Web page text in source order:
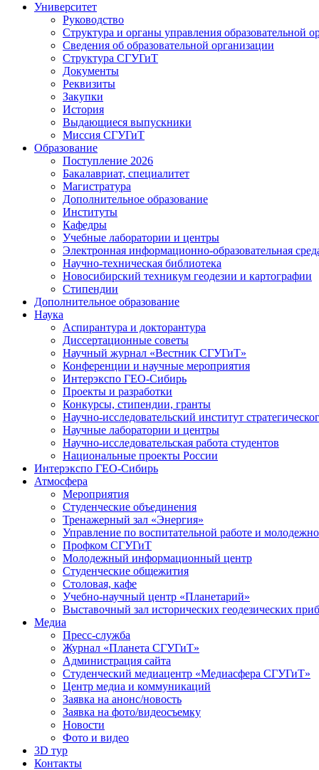
Университет
Руководство
Структура и органы управления образовательной
Сведения об образовательной организации
Структура СГУГиТ
Документы
Реквизиты
Закупки
История
Выдающиеся выпускники
Миссия СГУГиТ
Образование
Поступление 2026
Бакалавриат, специалитет
Магистратура
Дополнительное образование
Институты
Кафедры
Учебные лаборатории и центры
Электронная информационно-образовательная
Научно-техническая библиотека
Новосибирский техникум геодезии и картографии
Стипендии
Дополнительное образование
Наука
Аспирантура и докторантура
Диссертационные советы
Научный журнал «Вестник СГУГиТ»
Конференции и научные мероприятия
Интерэкспо ГЕО-Сибирь
Проекты и разработки
Конкурсы, стипендии, гранты
Научно-исследовательский институт
Научные лаборатории и центры
Научно-исследовательская работа студентов
Национальные проекты России
Интерэкспо ГЕО-Сибирь
Атмосфера
Мероприятия
Студенческие объединения
Тренажерный зал «Энергия»
Управление по воспитательной работе и
Профком СГУГиТ
Молодежный информационный центр
Студенческие общежития
Столовая, кафе
Учебно-научный центр «Планетарий»
Выставочный зал исторических геодезических
Медиа
Пресс-служба
Журнал «Планета СГУГиТ»
Администрация сайта
Студенческий медиацентр «Медиасфера СГУГиТ»
Центр медиа и коммуникаций
Заявка на анонс/новость
Заявка на фото/видеосъемку
Новости
Фото и видео
3D тур
Контакты